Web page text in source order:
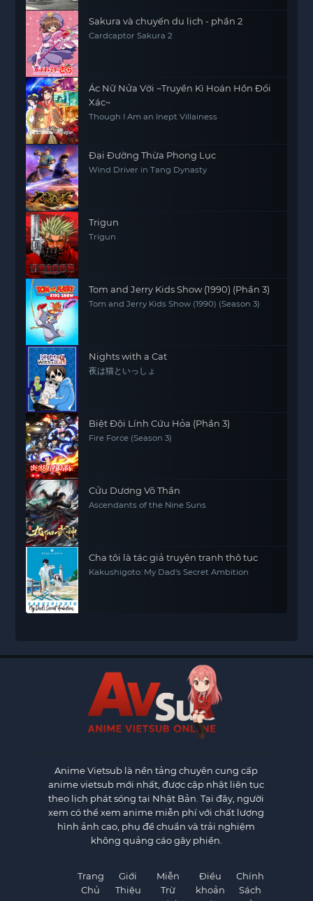
Sakura và chuyến du lịch - phần 2
Cardcaptor Sakura 2
Ác Nữ Nửa Vời ~Truyền Kì Hoán Hồn Đổi
Xác~
Though I Am an Inept Villainess
Đại Đường Thừa Phong Lục
Wind Driver in Tang Dynasty
Trigun
Trigun
Tom and Jerry Kids Show (1990) (Phần 3)
Tom and Jerry Kids Show (1990) (Season 3)
Nights with a Cat
夜は猫といっしょ
Biệt Đội Lính Cứu Hỏa (Phần 3)
Fire Force (Season 3)
Cửu Dương Võ Thần
Ascendants of the Nine Suns
Cha tôi là tác giả truyện tranh thô tục
Kakushigoto: My Dad's Secret Ambition
Anime Vietsub là nền tảng chuyên cung cấp
anime vietsub mới nhất, được cập nhật liên tục
theo lịch phát sóng tại Nhật Bản. Tại đây, người
xem có thể xem anime miễn phí với chất lượng
hình ảnh cao, phụ đề chuẩn và trải nghiệm
không quảng cáo gây phiền.
Trang
Chủ
Giới
Thiệu
Miễn
Trừ
Điều
khoản
Chính
Sách